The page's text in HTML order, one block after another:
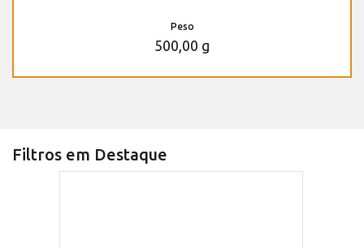
Peso
500,00 g
Filtros em Destaque